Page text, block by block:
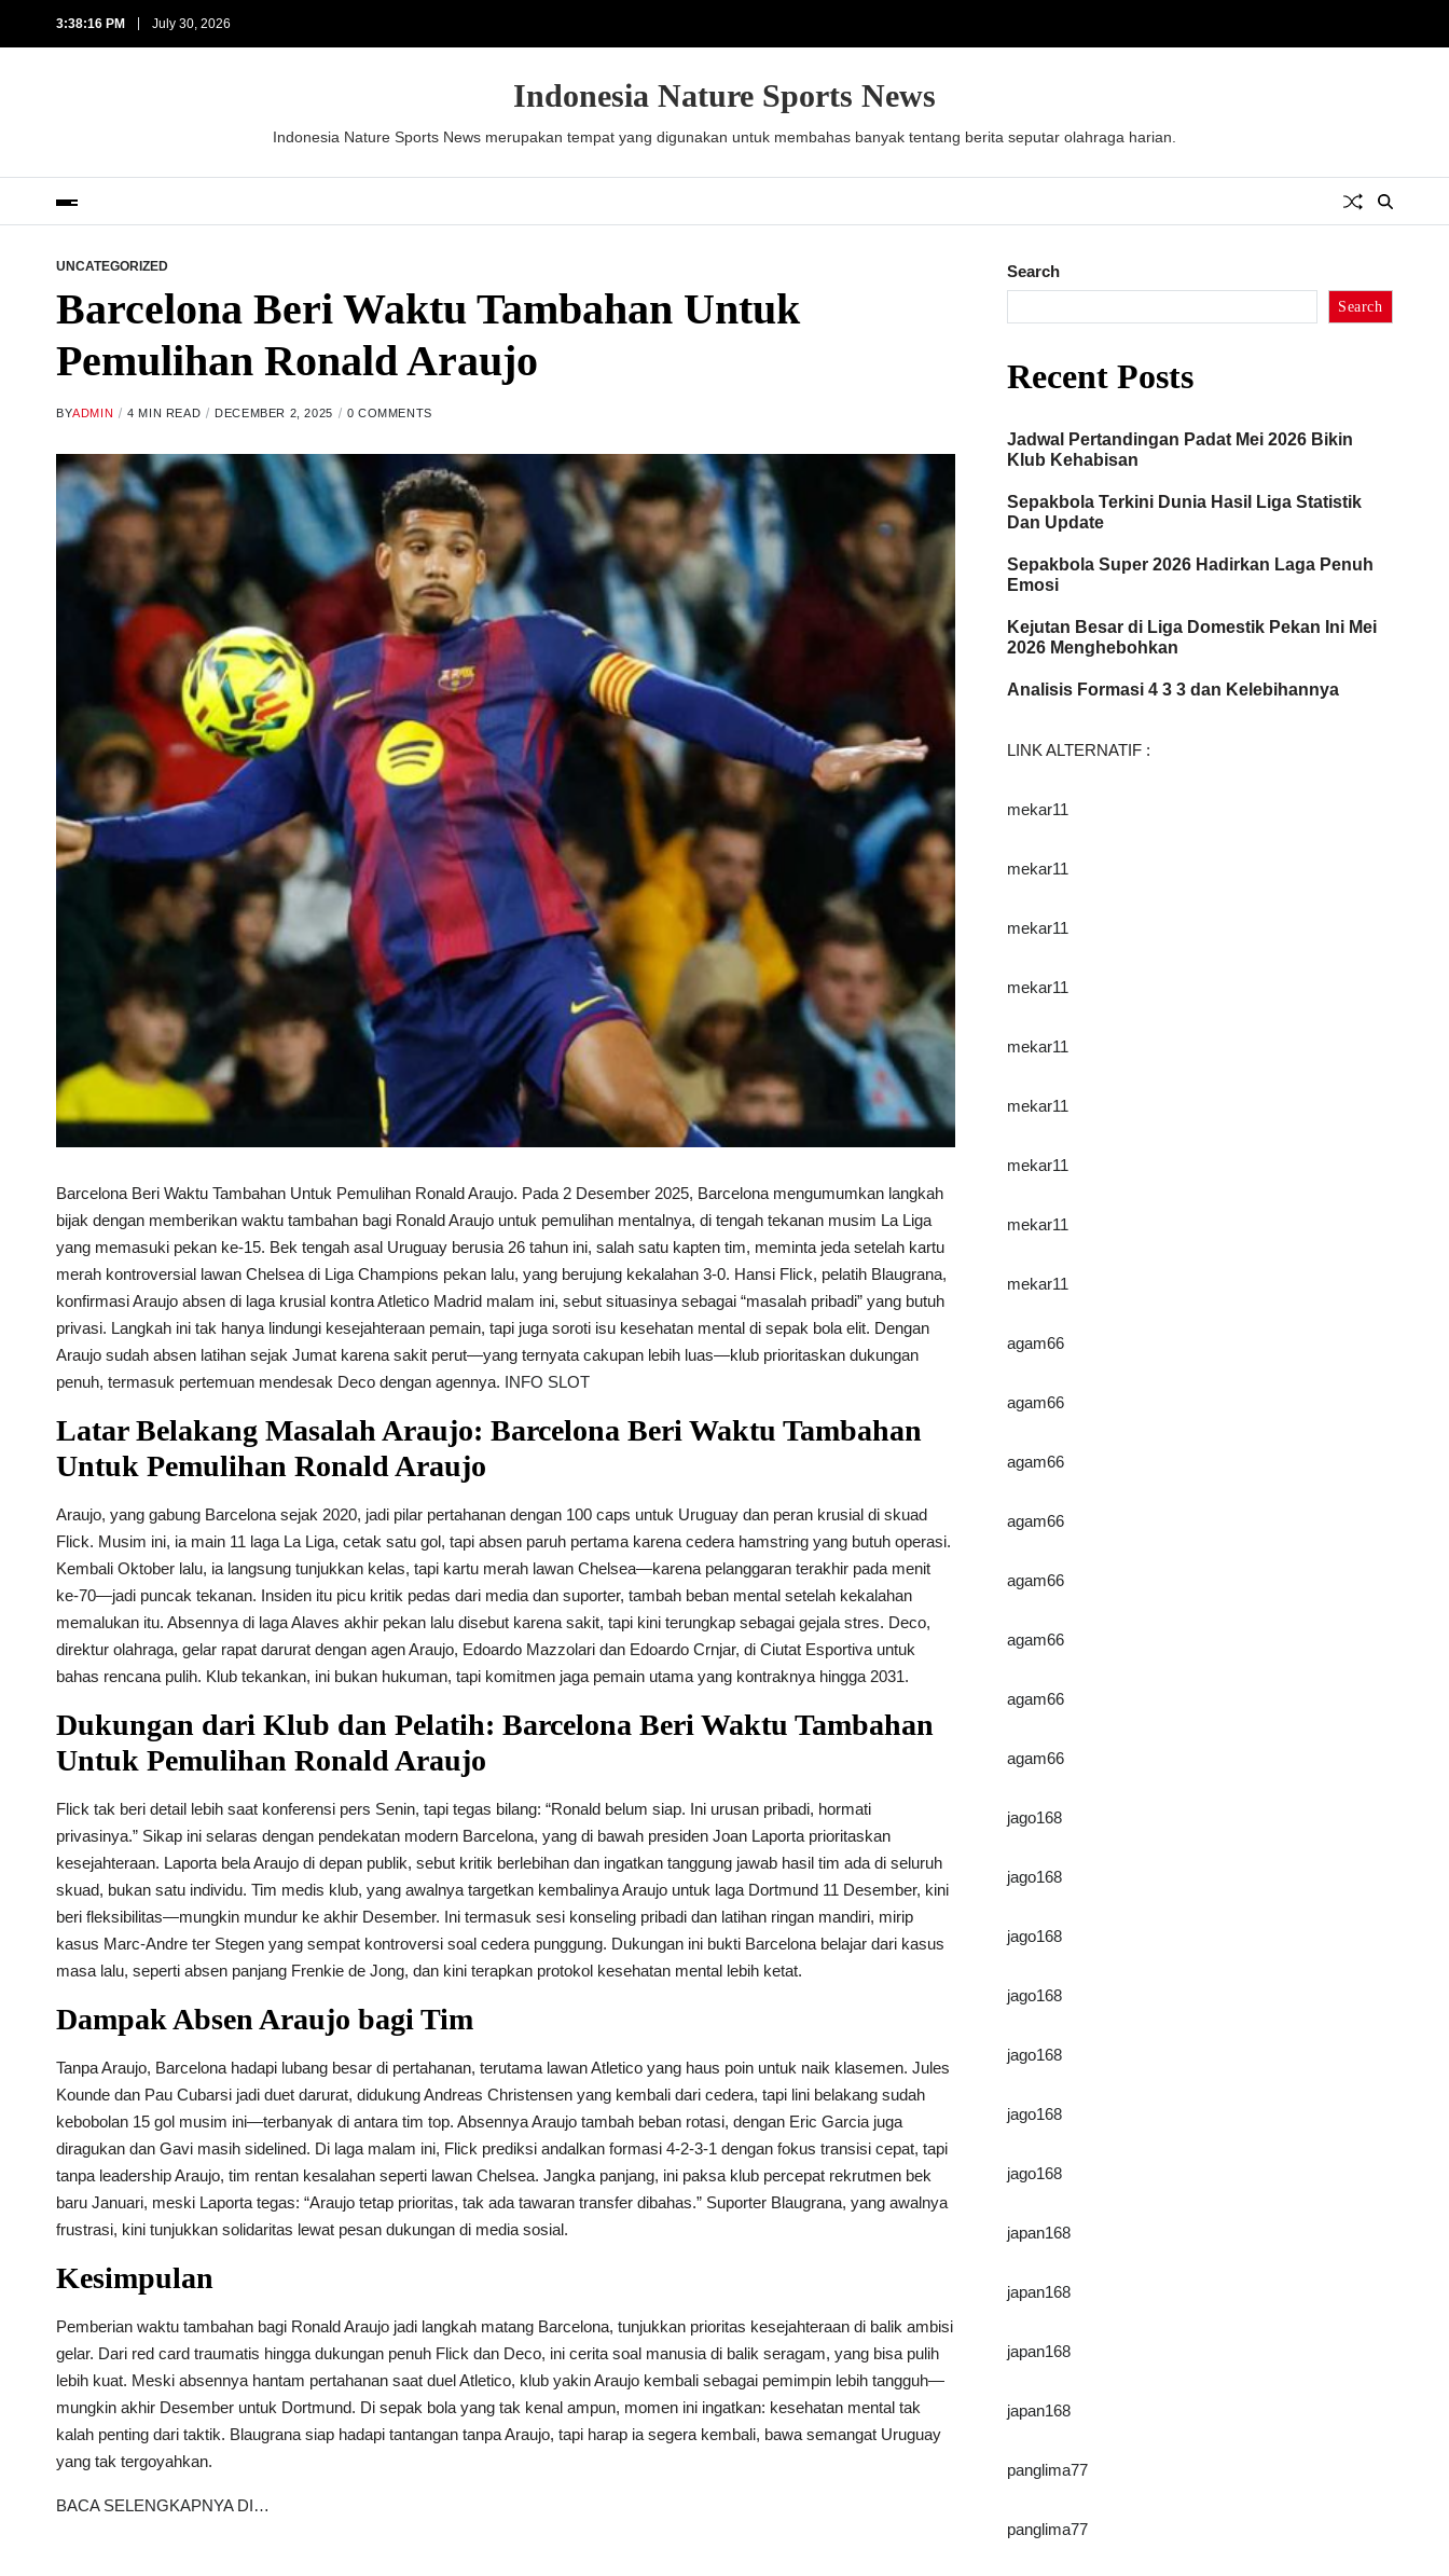
3:38:18 PM July 30, 2026
Indonesia Nature Sports News
Indonesia Nature Sports News merupakan tempat yang digunakan untuk membahas banyak tentang berita seputar olahraga harian.
UNCATEGORIZED
Barcelona Beri Waktu Tambahan Untuk
Pemulihan Ronald Araujo
BYADMIN 4 MIN READ DECEMBER 2, 2025 0 COMMENTS
Barcelona Beri Waktu Tambahan Untuk Pemulihan Ronald Araujo. Pada 2 Desember 2025, Barcelona mengumumkan langkah
bijak dengan memberikan waktu tambahan bagi Ronald Araujo untuk pemulihan mentalnya, di tengah tekanan musim La Liga
yang memasuki pekan ke-15. Bek tengah asal Uruguay berusia 26 tahun ini, salah satu kapten tim, meminta jeda setelah kartu
merah kontroversial lawan Chelsea di Liga Champions pekan lalu, yang berujung kekalahan 3-0. Hansi Flick, pelatih Blaugrana,
konfirmasi Araujo absen di laga krusial kontra Atletico Madrid malam ini, sebut situasinya sebagai “masalah pribadi” yang butuh
privasi. Langkah ini tak hanya lindungi kesejahteraan pemain, tapi juga soroti isu kesehatan mental di sepak bola elit. Dengan
Araujo sudah absen latihan sejak Jumat karena sakit perut—yang ternyata cakupan lebih luas—klub prioritaskan dukungan
penuh, termasuk pertemuan mendesak Deco dengan agennya. INFO SLOT
Latar Belakang Masalah Araujo: Barcelona Beri Waktu Tambahan
Untuk Pemulihan Ronald Araujo
Araujo, yang gabung Barcelona sejak 2020, jadi pilar pertahanan dengan 100 caps untuk Uruguay dan peran krusial di skuad
Flick. Musim ini, ia main 11 laga La Liga, cetak satu gol, tapi absen paruh pertama karena cedera hamstring yang butuh operasi.
Kembali Oktober lalu, ia langsung tunjukkan kelas, tapi kartu merah lawan Chelsea—karena pelanggaran terakhir pada menit
ke-70—jadi puncak tekanan. Insiden itu picu kritik pedas dari media dan suporter, tambah beban mental setelah kekalahan
memalukan itu. Absennya di laga Alaves akhir pekan lalu disebut karena sakit, tapi kini terungkap sebagai gejala stres. Deco,
direktur olahraga, gelar rapat darurat dengan agen Araujo, Edoardo Mazzolari dan Edoardo Crnjar, di Ciutat Esportiva untuk
bahas rencana pulih. Klub tekankan, ini bukan hukuman, tapi komitmen jaga pemain utama yang kontraknya hingga 2031.
Dukungan dari Klub dan Pelatih: Barcelona Beri Waktu Tambahan
Untuk Pemulihan Ronald Araujo
Flick tak beri detail lebih saat konferensi pers Senin, tapi tegas bilang: “Ronald belum siap. Ini urusan pribadi, hormati
privasinya.” Sikap ini selaras dengan pendekatan modern Barcelona, yang di bawah presiden Joan Laporta prioritaskan
kesejahteraan. Laporta bela Araujo di depan publik, sebut kritik berlebihan dan ingatkan tanggung jawab hasil tim ada di seluruh
skuad, bukan satu individu. Tim medis klub, yang awalnya targetkan kembalinya Araujo untuk laga Dortmund 11 Desember, kini
beri fleksibilitas—mungkin mundur ke akhir Desember. Ini termasuk sesi konseling pribadi dan latihan ringan mandiri, mirip
kasus Marc-Andre ter Stegen yang sempat kontroversi soal cedera punggung. Dukungan ini bukti Barcelona belajar dari kasus
masa lalu, seperti absen panjang Frenkie de Jong, dan kini terapkan protokol kesehatan mental lebih ketat.
Dampak Absen Araujo bagi Tim
Tanpa Araujo, Barcelona hadapi lubang besar di pertahanan, terutama lawan Atletico yang haus poin untuk naik klasemen. Jules
Kounde dan Pau Cubarsi jadi duet darurat, didukung Andreas Christensen yang kembali dari cedera, tapi lini belakang sudah
kebobolan 15 gol musim ini—terbanyak di antara tim top. Absennya Araujo tambah beban rotasi, dengan Eric Garcia juga
diragukan dan Gavi masih sidelined. Di laga malam ini, Flick prediksi andalkan formasi 4-2-3-1 dengan fokus transisi cepat, tapi
tanpa leadership Araujo, tim rentan kesalahan seperti lawan Chelsea. Jangka panjang, ini paksa klub percepat rekrutmen bek
baru Januari, meski Laporta tegas: “Araujo tetap prioritas, tak ada tawaran transfer dibahas.” Suporter Blaugrana, yang awalnya
frustrasi, kini tunjukkan solidaritas lewat pesan dukungan di media sosial.
Kesimpulan
Pemberian waktu tambahan bagi Ronald Araujo jadi langkah matang Barcelona, tunjukkan prioritas kesejahteraan di balik ambisi
gelar. Dari red card traumatis hingga dukungan penuh Flick dan Deco, ini cerita soal manusia di balik seragam, yang bisa pulih
lebih kuat. Meski absennya hantam pertahanan saat duel Atletico, klub yakin Araujo kembali sebagai pemimpin lebih tangguh—
mungkin akhir Desember untuk Dortmund. Di sepak bola yang tak kenal ampun, momen ini ingatkan: kesehatan mental tak
kalah penting dari taktik. Blaugrana siap hadapi tantangan tanpa Araujo, tapi harap ia segera kembali, bawa semangat Uruguay
yang tak tergoyahkan.
BACA SELENGKAPNYA DI…
Search
Search
Recent Posts
Jadwal Pertandingan Padat Mei 2026 Bikin
Klub Kehabisan
Sepakbola Terkini Dunia Hasil Liga Statistik
Dan Update
Sepakbola Super 2026 Hadirkan Laga Penuh
Emosi
Kejutan Besar di Liga Domestik Pekan Ini Mei
2026 Menghebohkan
Analisis Formasi 4 3 3 dan Kelebihannya
LINK ALTERNATIF :
mekar11
mekar11
mekar11
mekar11
mekar11
mekar11
mekar11
mekar11
mekar11
agam66
agam66
agam66
agam66
agam66
agam66
agam66
agam66
jago168
jago168
jago168
jago168
jago168
jago168
jago168
japan168
japan168
japan168
japan168
panglima77
panglima77